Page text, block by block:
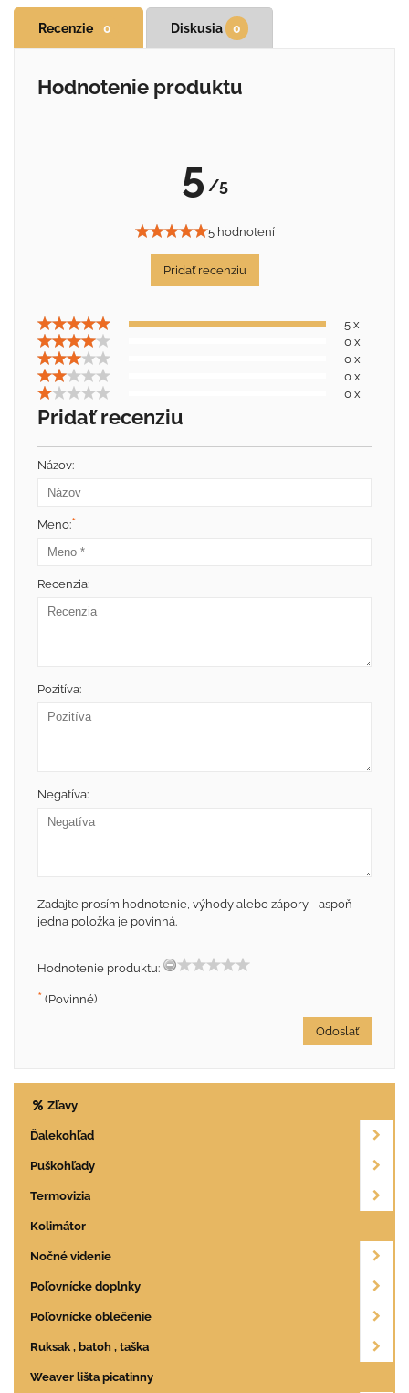
Recenzie 0 Diskusia 0
Hodnotenie produktu
5 /5
5 hodnotení
Pridať recenziu
5 x
0 x
0 x
0 x
0 x
Pridať recenziu
Názov:
Meno:*
Recenzia:
Pozitíva:
Negatíva:
Zadajte prosím hodnotenie, výhody alebo zápory - aspoň
jedna položka je povinná.
Hodnotenie produktu:
* (Povinné)
Odoslať
Zľavy
Ďalekohľad
Puškohľady
Termovizia
Kolimátor
Nočné videnie
Poľovnícke doplnky
Poľovnícke oblečenie
Ruksak , batoh , taška
Weaver lišta picatinny